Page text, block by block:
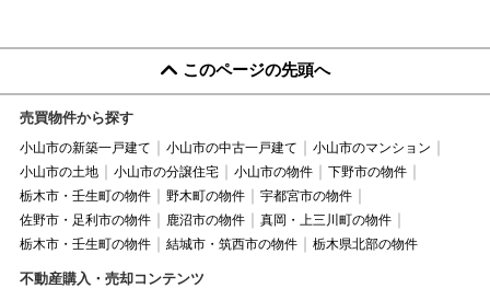
このページの先頭へ
売買物件から探す
小山市の新築一戸建て 小山市の中古一戸建て
小山市のマンション
小山市の土地
小山市の分譲住宅 小山市の物件
下野市の物件
栃木市・壬生町の物件
野木町の物件
宇都宮市の物件
佐野市・足利市の物件
鹿沼市の物件
真岡・上三川町の物件
栃木市・壬生町の物件
結城市・筑西市の物件 栃木県北部の物件
不動産購入・売却コンテンツ